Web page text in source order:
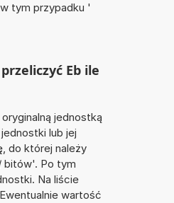
tym przypadku '
Eb ile
jednostką
lub jej
do której należy
bitów'. Po tym
Na liście
wartość